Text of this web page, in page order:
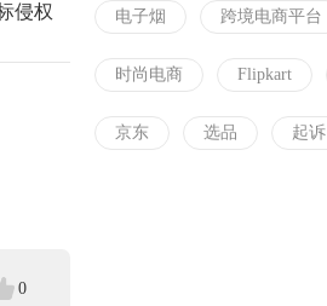
侵权
0
电子烟 跨境电商平台
时尚电商 Flipkart
京东 选品 起诉